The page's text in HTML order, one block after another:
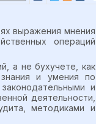
выражения мнения
операций
а не бухучете, как
и умения по
и
деятельности,
методиками и